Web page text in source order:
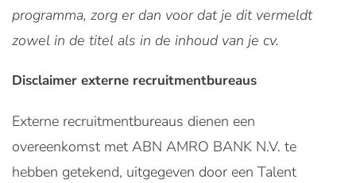
programma, zorg er dan voor dat je dit vermeldt
zowel in de titel als in de inhoud van je cv.
Disclaimer externe recruitmentbureaus
Externe recruitmentbureaus dienen een
overeenkomst met ABN AMRO BANK N.V. te
hebben getekend, uitgegeven door een Talent